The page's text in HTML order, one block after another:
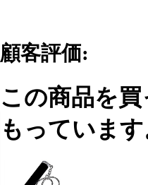
顧客評価:
この商品を
もっていま